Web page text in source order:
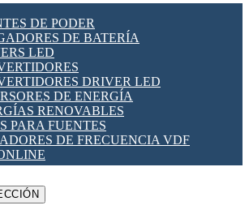
DE CABLE
IOT
REDES WIFI
IOT
LORAWAN
RED CELULAR
REDES
(VOIP)
(CCTV)
DE PODER
DE BATERÍA
LED
DRIVER LED
DE ENERGÍA
RENOVABLES
PARA FUENTES
DE FRECUENCIA VDF